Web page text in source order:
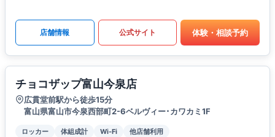
店舗情報 公式サイト 体験・相談予約
チョコザップ富山今泉店
広貫堂前駅から徒歩15分
富山県富山市今泉西部町2-6ベルヴィー･カワカミ1F
ロッカー 体組成計 Wi-Fi 他店舗利用